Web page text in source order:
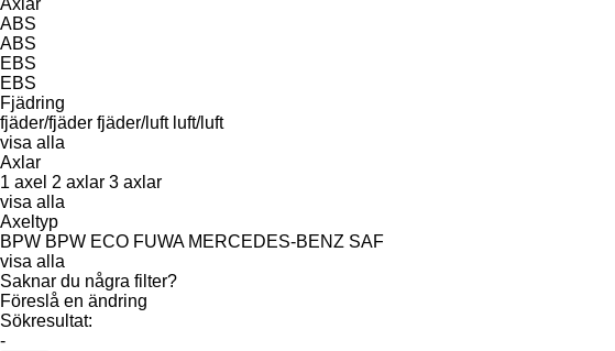
ABS
ABS
EBS
EBS
Fjädring
fjäder/fjäder fjäder/luft luft/luft
visa alla
Axlar
1 axel 2 axlar 3 axlar
visa alla
Axeltyp
BPW BPW ECO FUWA MERCEDES-BENZ SAF
visa alla
Saknar du några filter?
Föreslå en ändring
Sökresultat:
-